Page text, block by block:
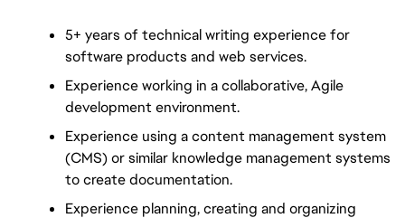
5+ years of technical writing experience for
software products and web services.
Experience working in a collaborative, Agile
development environment.
Experience using a content management system
(CMS) or similar knowledge management systems
to create documentation.
Experience planning, creating and organizing